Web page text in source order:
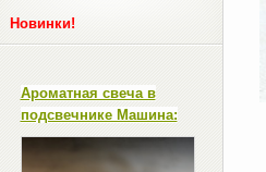
Новинки!
Ароматная свеча в
подсвечнике Машина: